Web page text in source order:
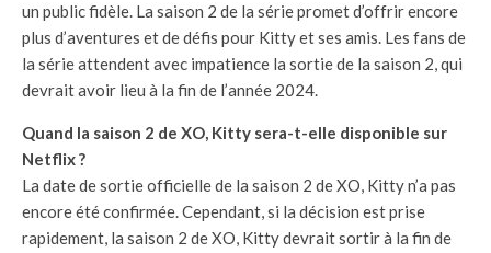
un public fidèle. La saison 2 de la série promet d’offrir encore
plus d’aventures et de défis pour Kitty et ses amis. Les fans de
la série attendent avec impatience la sortie de la saison 2, qui
devrait avoir lieu à la fin de l’année 2024.
Quand la saison 2 de XO, Kitty sera-t-elle disponible sur
Netflix ?
La date de sortie officielle de la saison 2 de XO, Kitty n’a pas
encore été confirmée. Cependant, si la décision est prise
rapidement, la saison 2 de XO, Kitty devrait sortir à la fin de